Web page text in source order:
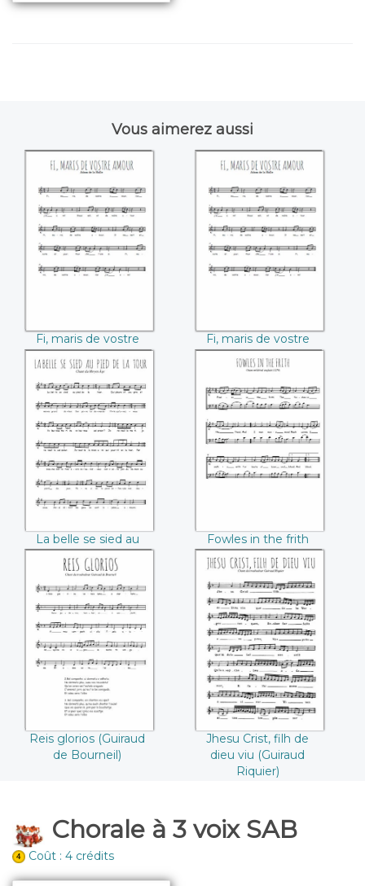
Vous aimerez aussi
Fi, maris de vostre
amour ((Adam de
la Halle))
Fi, maris de vostre
amour (Adam de la
Halle)
Fi, maris de vostre
amour (Adam de la
Halle)
Fi, maris de vostre
amour (Adam de la
Halle)
La belle se sied au
pied de la tour
La belle se sied au
pied de la tour
Fowles in the frith
Fowles in the frith
Reis glorios
(Guiraud de
Bourneil)
Reis glorios (Guiraud
de Bourneil)
Jhesu Crist, filh de
dieu viu (Guiraud
Riquier)
Jhesu Crist, filh de
dieu viu (Guiraud
Riquier)
Chorale à 3 voix SAB
Coût : 4 crédits